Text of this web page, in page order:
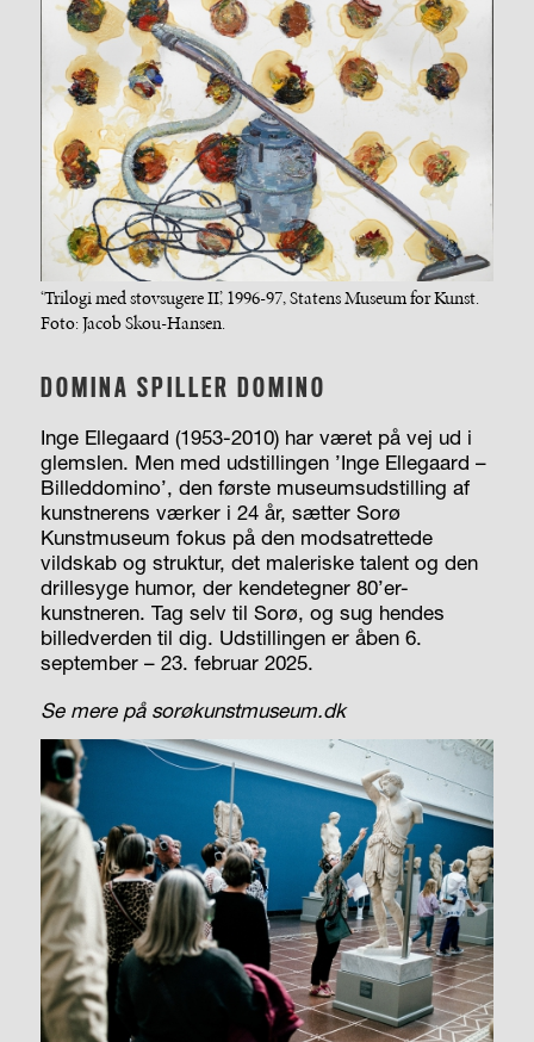
‘Trilogi med støvsugere II’, 1996-97, Statens Museum for Kunst.
Foto: Jacob Skou-Hansen.
DOMINA SPILLER DOMINO
Inge Ellegaard (1953-2010) har været på vej ud i
glemslen. Men med udstillingen ’Inge Ellegaard –
Billeddomino’, den første museumsudstilling af
kunstnerens værker i 24 år, sætter Sorø
Kunstmuseum fokus på den modsatrettede
vildskab og struktur, det maleriske talent og den
drillesyge humor, der kendetegner 80’er-
kunstneren. Tag selv til Sorø, og sug hendes
billedverden til dig. Udstillingen er åben 6.
september – 23. februar 2025.
Se mere på sorøkunstmuseum.dk